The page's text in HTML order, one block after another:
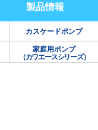
製品情報
カスケードポンプ
家庭用ポンプ
（カワエースシリーズ）